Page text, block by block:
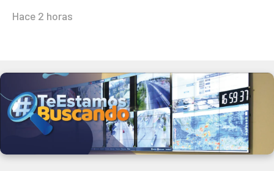
Hace 2 horas